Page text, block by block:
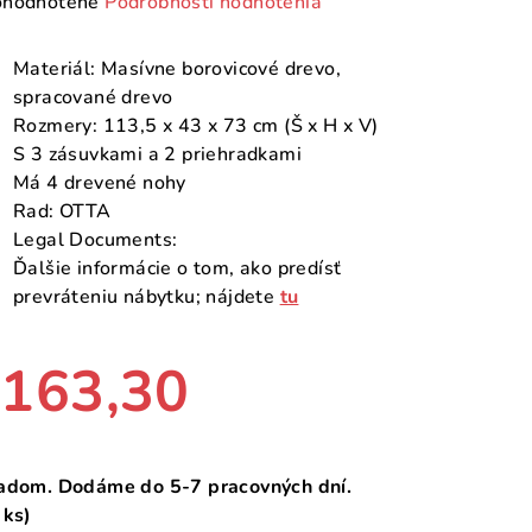
Materiál: Masívne borovicové drevo,
spracované drevo
Rozmery: 113,5 x 43 x 73 cm (Š x H x V)
S 3 zásuvkami a 2 priehradkami
Má 4 drevené nohy
Rad: OTTA
Legal Documents:
Ďalšie informácie o tom, ako predísť
prevráteniu nábytku; nájdetetu
Dodáme do 5-7 pracovných dní.